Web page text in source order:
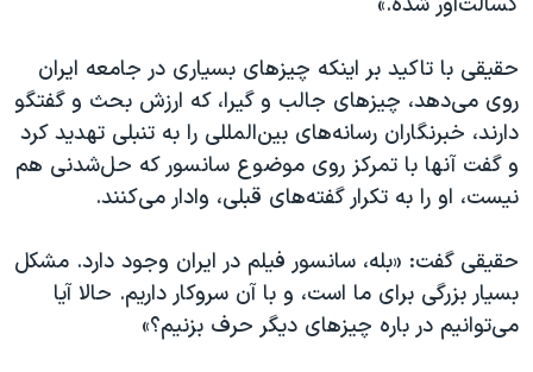
حقیقی با تاکید بر اینکه چیزهای بسیاری در جامعه ایران
روی‌ می‌دهد، چیزهای جالب و گیرا، که ارزش بحث و گفتگو
دارند، خبرنگاران رسانه‌های بین‌المللی را به تنبلی تهدید کرد
و گفت آنها با تمرکز روی موضوع سانسور که حل‌شدنی هم
نیست، او را به تکرار گفته‌های قبلی، وادار می‌کنند.
حقیقی گفت: «بله، سانسور فیلم در ایران وجود دارد. مشکل
بسیار بزرگی برای ما است، و با آن سروکار داریم. حالا آیا
می‌توانیم در باره چیزهای دیگر حرف بزنیم؟»